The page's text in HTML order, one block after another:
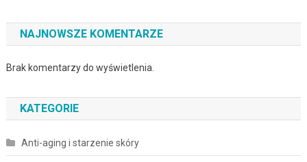
NAJNOWSZE KOMENTARZE
Brak komentarzy do wyświetlenia.
KATEGORIE
Anti-aging i starzenie skóry